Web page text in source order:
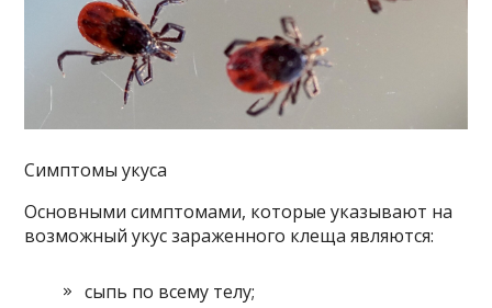
Симптомы укуса
Основными симптомами, которые указывают на
возможный укус зараженного клеща являются:
сыпь по всему телу;